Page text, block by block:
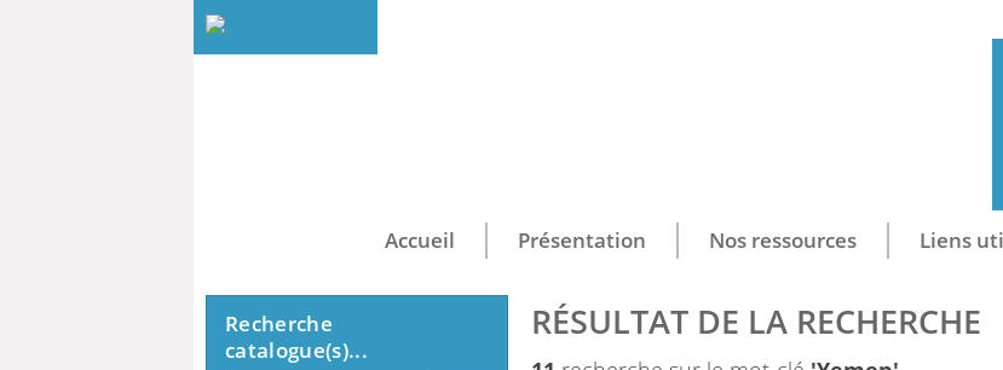
Accueil Présentation Nos ressources Liens
RÉSULTAT DE LA RECHERCHE
Recherche
catalogue(s)...